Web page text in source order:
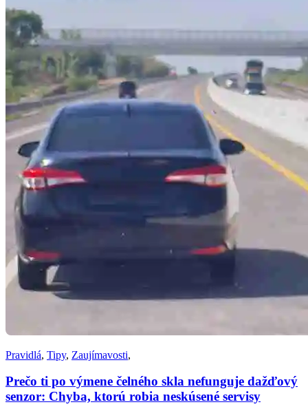
Pravidlá, Tipy, Zaujímavosti,
Prečo ti po výmene čelného skla nefunguje dažďový
senzor: Chyba, ktorú robia neskúsené servisy